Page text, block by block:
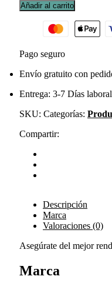
Añadir al carrito
Pago seguro
Envío gratuito con
Entrega: 3-7 Días
SKU: Categorías:
Compartir:
Descripción
Marca
Valoraciones (0)
Asegúrate del mejor
Marca